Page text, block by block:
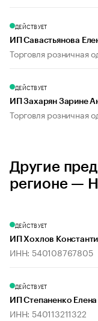
ДЕЙСТВУЕТ
ИП Савастьянова
Торговля розничная
ДЕЙСТВУЕТ
ИП Захарян Зарине
Торговля розничная
Другие
регионе —
ДЕЙСТВУЕТ
ИП Хохлов
ИНН: 540108767805
ДЕЙСТВУЕТ
ИП Степаненко Елена
ИНН: 540113211322